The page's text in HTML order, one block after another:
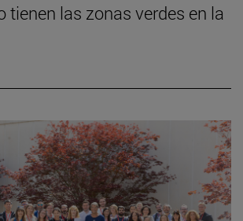
tienen las zonas verdes en la